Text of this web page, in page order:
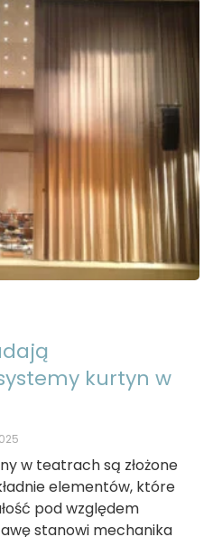
kurtyn w
w teatrach są złożone
elementów, które
pod względem
stanowi mechanika